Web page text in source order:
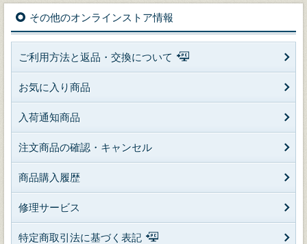
その他のオンラインストア情報
ご利用方法と返品・交換について
お気に入り商品
入荷通知商品
注文商品の確認・キャンセル
商品購入履歴
修理サービス
特定商取引法に基づく表記